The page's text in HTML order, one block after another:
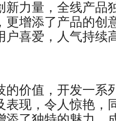
新力量，全线产品
更增添了产品的创
户喜爱，人气持续
价值，开发一系
表现，令人惊艳，